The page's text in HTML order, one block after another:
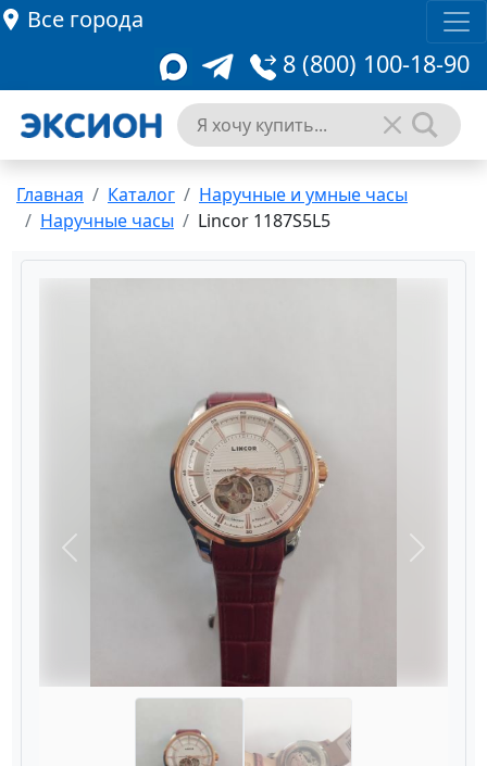
Все города
8 (800) 100-18-90
Главная Каталог
Наручные и умные часы
Наручные часы
Lincor 1187S5L5
Назад Вперёд